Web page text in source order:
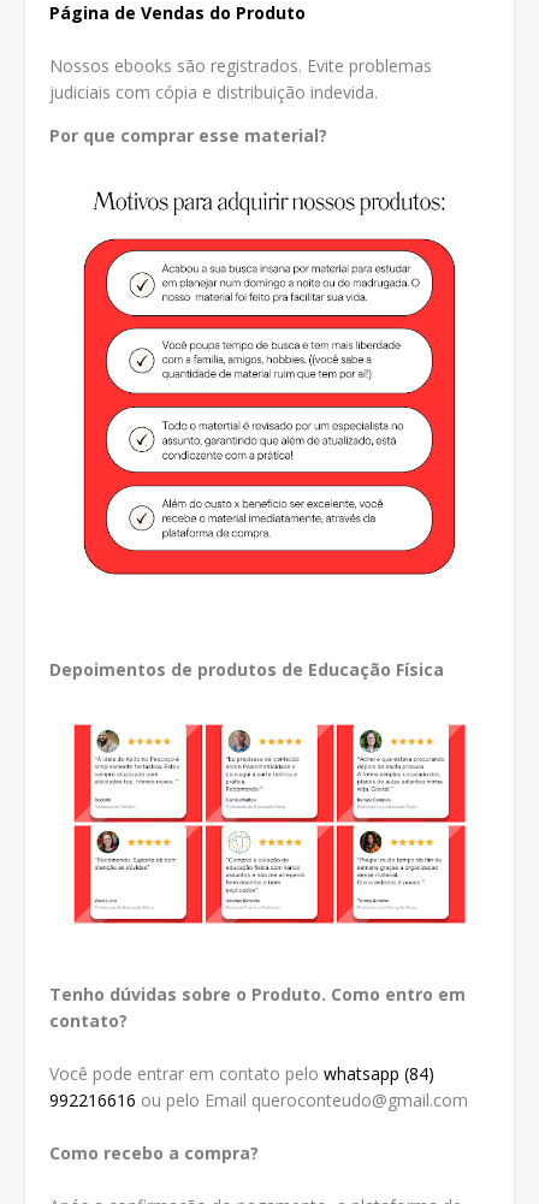
Página de Vendas do Produto
Nossos ebooks são registrados. Evite problemas
judiciais com cópia e distribuição indevida.
Por que comprar esse material?
Depoimentos de produtos de Educação Física
Tenho dúvidas sobre o Produto. Como entro em
contato?
Você pode entrar em contato pelo whatsapp (84)
992216616 ou pelo Email queroconteudo@gmail.com
Como recebo a compra?